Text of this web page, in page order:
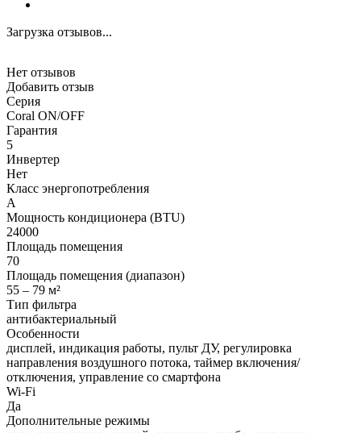
Загрузка отзывов...
Нет отзывов
Добавить отзыв
Серия
Coral ON/OFF
Гарантия
5
Инвертер
Нет
Класс энергопотребления
A
Мощность кондиционера (BTU)
24000
Площадь помещения
70
Площадь помещения (диапазон)
55 – 79 м²
Тип фильтра
антибактериальный
Особенности
дисплей, индикация работы, пульт ДУ, регулировка
направления воздушного потока, таймер включения/
отключения, управление со смартфона
Wi-Fi
Да
Дополнительные режимы